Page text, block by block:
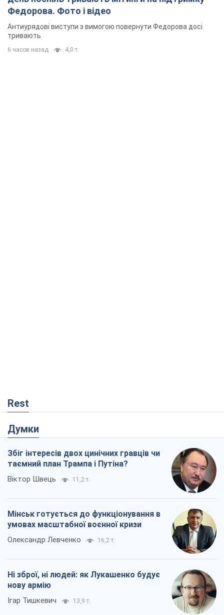
Федорова. Фото і відео
Антиурядові виступи з вимогою повернути Федорова досі
тривають
6 часов назад 4,0 т.
Rest
Думки
Збіг інтересів двох цинічних гравців чи
таємний план Трампа і Путіна?
Віктор Швець 11,2 т.
Мінськ готується до функціонування в
умовах масштабної воєнної кризи
Олександр Левченко 16,2 т.
Ні зброї, ні людей: як Лукашенко будує
нову армію
Ігар Тишкевич 13,9 т.